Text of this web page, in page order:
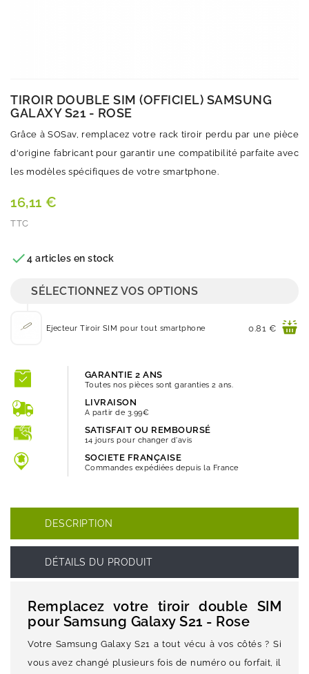
TIROIR DOUBLE SIM (OFFICIEL) SAMSUNG
GALAXY S21 - ROSE
Grâce à SOSav, remplacez votre rack tiroir perdu par une pièce
d'origine fabricant pour garantir une compatibilité parfaite avec
les modèles spécifiques de votre smartphone.
16,11 €
TTC
4 articles en stock
SÉLECTIONNEZ VOS OPTIONS
Ejecteur Tiroir SIM pour tout smartphone Prix
0.81 €
GARANTIE 2 ANS
Toutes nos pièces sont garanties 2 ans.
LIVRAISON
A partir de 3.99€
SATISFAIT OU REMBOURSÉ
14 jours pour changer d'avis
SOCIETE FRANÇAISE
Commandes expédiées depuis la France
DESCRIPTION
DÉTAILS DU PRODUIT
Remplacez votre tiroir double SIM
pour Samsung Galaxy S21 - Rose
Votre Samsung Galaxy S21 a tout vécu à vos côtés ? Si
vous avez changé plusieurs fois de numéro ou forfait, il